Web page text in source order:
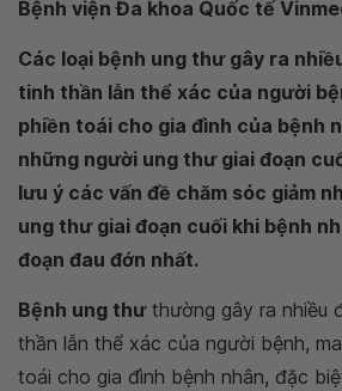
Bệnh viện Đa khoa Quốc tế
Các loại bệnh ung thư gây ra
tinh thần lẫn thể xác của người
phiền toái cho gia đình của bệnh
những người ung thư giai đoạn
lưu ý các vấn đề chăm sóc giảm
ung thư giai đoạn cuối khi bệnh
đoạn đau đớn nhất.
Bệnh ung thưthường gây ra nhiều
thần lẫn thể xác của người bệnh,
toái cho gia đình bệnh nhân, đặc